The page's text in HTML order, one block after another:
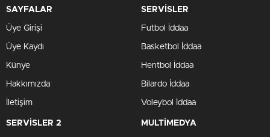
SAYFALAR
Üye Girişi
Üye Kaydı
Künye
Hakkımızda
İletişim
SERVİSLER
Futbol İddaa
Basketbol İddaa
Hentbol İddaa
Bilardo İddaa
Voleybol İddaa
SERVİSLER 2 MULTİMEDYA